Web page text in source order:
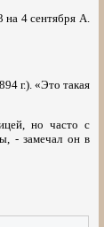
4 сентября А.
г.). «Это такая
но часто с
- замечал он в